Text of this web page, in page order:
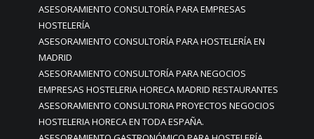
ASESORAMIENTO CONSULTORÍA PARA EMPRESAS
HOSTELERÍA
ASESORAMIENTO CONSULTORÍA PARA HOSTELERÍA EN
MADRID
ASESORAMIENTO CONSULTORÍA PARA NEGOCIOS
EMPRESAS HOSTELERIA HORECA MADRID RESTAURANTES
ASESORAMIENTO CONSULTORIA PROYECTOS NEGOCIOS
HOSTELERIA HORECA EN TODA ESPAÑA.